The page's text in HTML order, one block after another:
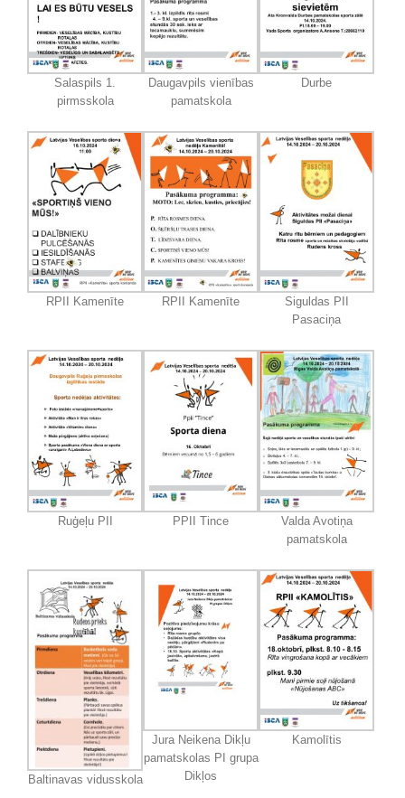
Salaspils 1.
pirmsskola
Daugavpils vienības
pamatskola
Durbe
RPII Kamenīte RPII Kamenīte
Siguldas PII
Pasaciņa
Ruģeļu PII PPII Tince
Valda Avotiņa
pamatskola
Baltinavas vidusskola
Jura Neikena Dikļu
pamatskolas PI grupa
Dikļos
Kamolītis